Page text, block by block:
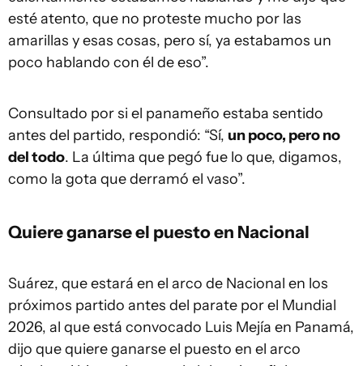
esté atento, que no proteste mucho por las
amarillas y esas cosas, pero sí, ya estabamos un
poco hablando con él de eso”.
Consultado por si el panameño estaba sentido
antes del partido, respondió: “Sí, un poco, pero no
del todo. La última que pegó fue lo que, digamos,
como la gota que derramó el vaso”.
Quiere ganarse el puesto en Nacional
Suárez, que estará en el arco de Nacional en los
próximos partido antes del parate por el Mundial
2026, al que está convocado Luis Mejía en Panamá,
dijo que quiere ganarse el puesto en el arco